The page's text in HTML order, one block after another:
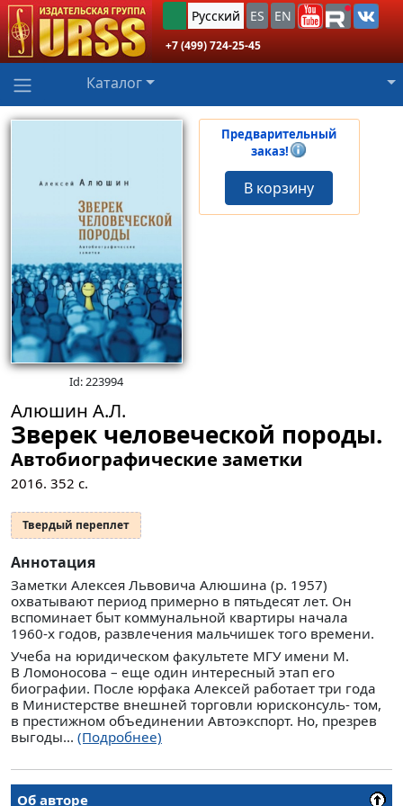
Русский ES EN
+7 (499) 724-25-45
Каталог
Id: 223994
Предварительный
заказ!
В корзину
Алюшин А.Л.
Зверек человеческой породы.
Автобиографические заметки
2016. 352 с.
Твердый переплет
Аннотация
Заметки Алексея Львовича Алюшина (р. 1957)
охватывают период примерно в пятьдесят лет. Он
вспоминает быт коммунальной квартиры начала
1960‑х годов, развлечения мальчишек того времени.
Учеба на юридическом факультете МГУ имени М.
В Ломоносова – еще один интересный этап его
биографии. После юрфака Алексей работает три года
в Министерстве внешней торговли юрисконсуль- том,
в престижном объединении Автоэкспорт. Но, презрев
выгоды... (Подробнее)
Об авторе